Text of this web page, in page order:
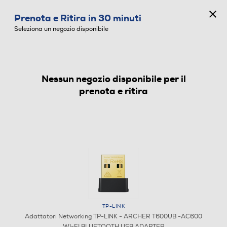
ADATTATORI NETWORKING
Prenota e Ritira in 30 minuti
Seleziona un negozio disponibile
Nessun negozio disponibile per il
prenota e ritira
TP-LINK
Adattatori Networking TP-LINK - ARCHER T600UB -AC600